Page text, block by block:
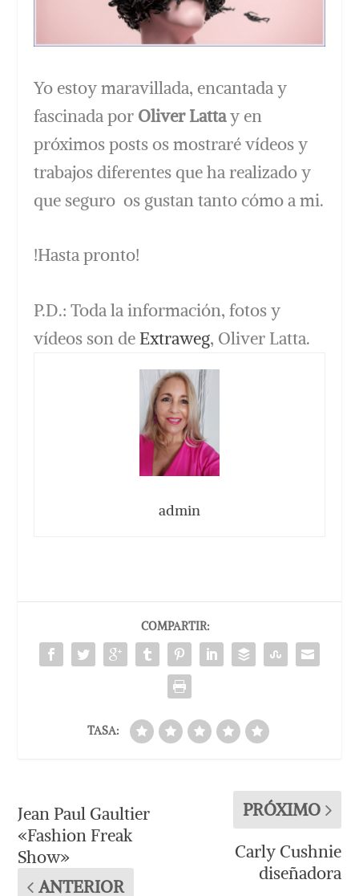
Yo estoy maravillada, encantada y
fascinada por Oliver Lattay en
próximos posts os mostraré vídeos y
trabajos diferentes que ha realizado y
que seguro os gustan tanto cómo a mi.
!Hasta pronto!
P.D.: Toda la información, fotos y
vídeos son de Extraweg, Oliver Latta.
admin
COMPARTIR:
TASA:
Jean Paul Gaultier
«Fashion Freak
Show»
ANTERIOR
PRÓXIMO
Carly Cushnie
diseñadora